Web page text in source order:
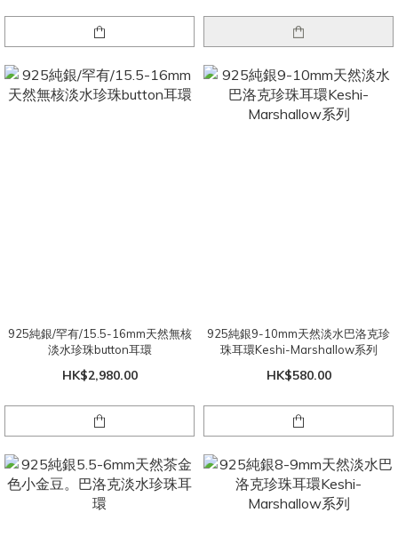
925純銀/罕有/15.5-16mm天然無核
淡水珍珠button耳環
HK$2,980.00
925純銀9-10mm天然淡水巴洛克珍
珠耳環Keshi-Marshallow系列
HK$580.00